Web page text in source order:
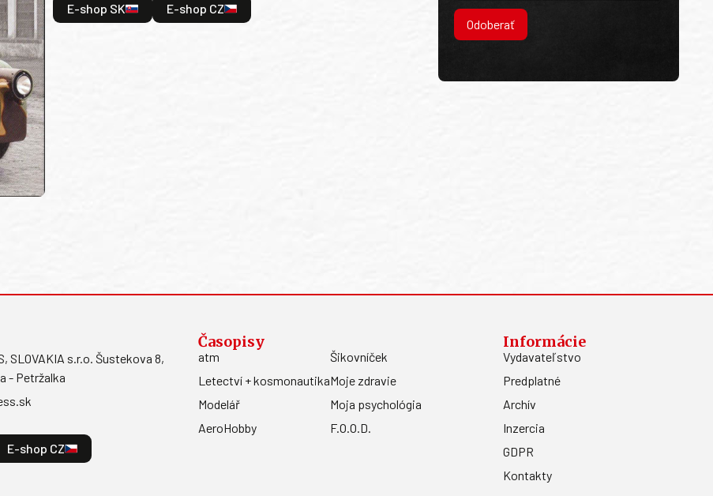
E-shop SK E-shop CZ
Odoberať
SLOVAKIA s.r.o. Šustekova 8,
- Petržalka
E-shop CZ
Časopisy
atm
Letectví + kosmonautika
Modelář
AeroHobby
Šikovníček
Moje zdravie
Moja psychológia
F.O.O.D.
Informácie
Vydavateľstvo
Predplatné
Archív
Inzercia
GDPR
Kontakty